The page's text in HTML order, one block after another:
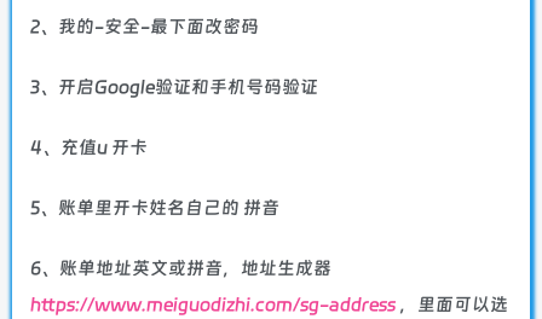
2、我的-安全-最下面改密码
3、开启Google验证和手机号码验证
4、充值u 开卡
5、账单里开卡姓名自己的 拼音
6、账单地址英文或拼音，地址生成器
https://www.meiguodizhi.com/sg-address ，里面可以选